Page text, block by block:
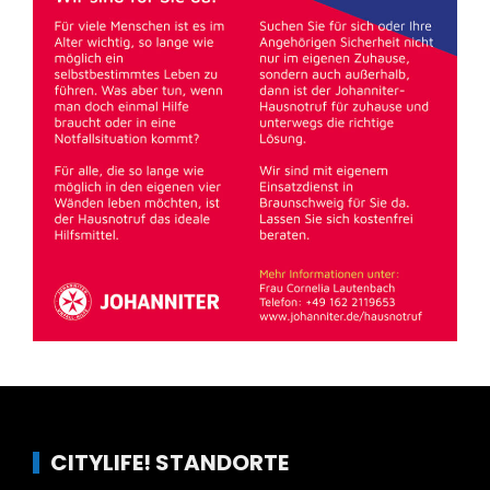
CITYLIFE! STANDORTE